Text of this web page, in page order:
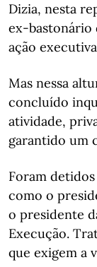
Dizia, nesta
ex-bastonário
ação
Mas nessa
concluído
atividade,
garantido um
Foram
como o
o presidente
Execução.
que exigem a